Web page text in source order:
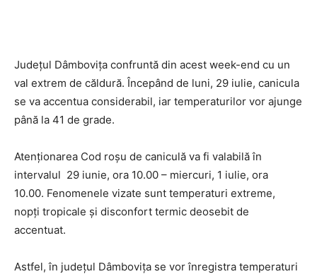
Județul Dâmbovița confruntă din acest week-end cu un
val extrem de căldură. Începând de luni, 29 iulie, canicula
se va accentua considerabil, iar temperaturilor vor ajunge
până la 41 de grade.
Atenționarea Cod roșu de caniculă va fi valabilă în
intervalul 29 iunie, ora 10.00 – miercuri, 1 iulie, ora
10.00. Fenomenele vizate sunt temperaturi extreme,
nopți tropicale și disconfort termic deosebit de
accentuat.
Astfel, în județul Dâmbovița se vor înregistra temperaturi